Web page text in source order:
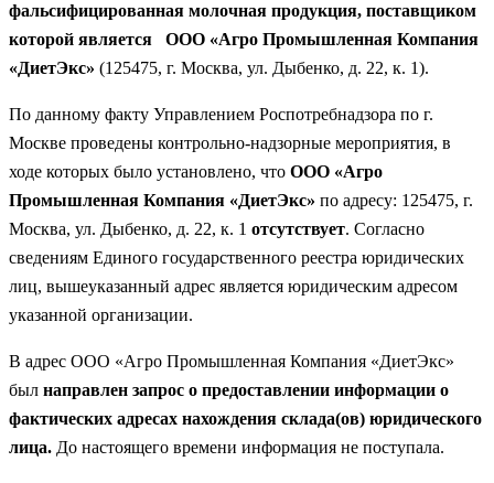
фальсифицированная молочная продукция, поставщиком
которой является ООО «Агро Промышленная Компания
«ДиетЭкс» (125475, г. Москва, ул. Дыбенко, д. 22, к. 1).
По данному факту Управлением Роспотребнадзора по г.
Москве проведены контрольно-надзорные мероприятия, в
ходе которых было установлено, что ООО «Агро
Промышленная Компания «ДиетЭкс» по адресу: 125475, г.
Москва, ул. Дыбенко, д. 22, к. 1 отсутствует. Согласно
сведениям Единого государственного реестра юридических
лиц, вышеуказанный адрес является юридическим адресом
указанной организации.
В адрес ООО «Агро Промышленная Компания «ДиетЭкс»
был направлен запрос о предоставлении информации о
фактических адресах нахождения склада(ов) юридического
лица. До настоящего времени информация не поступала.